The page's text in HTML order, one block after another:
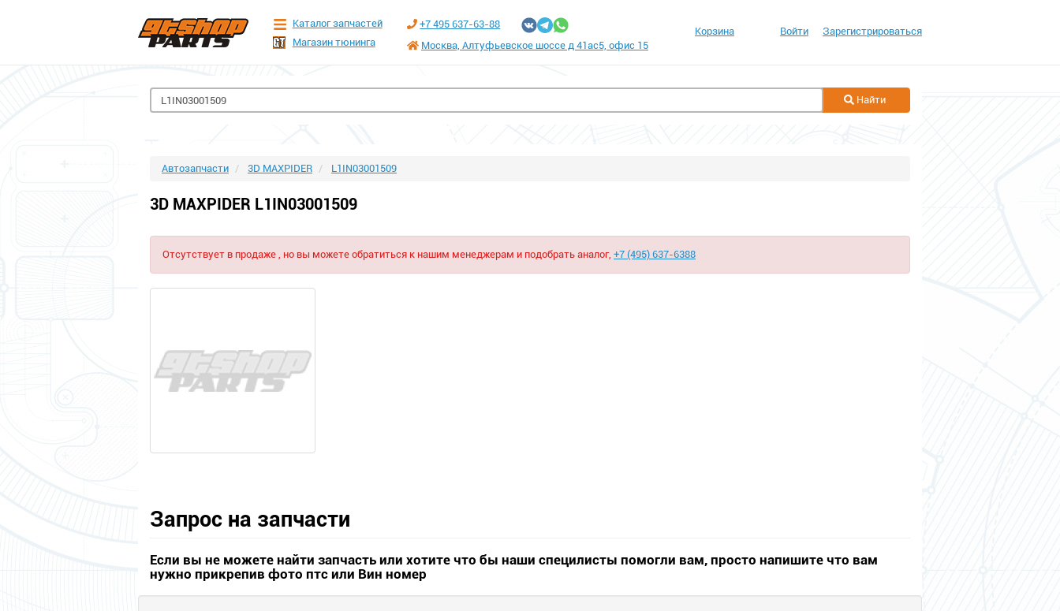
Каталог запчастей
Магазин тюнинга
+7 495 637-63-88
Москва, Алтуфьевское шоссе д 41ас5, офис 15
Корзина Войти Зарегистрироваться
Найти
Автозапчасти 3D MAXPIDER L1IN03001509
3D MAXPIDER L1IN03001509
Отсутствует в продаже , но вы можете обратиться к нашим менеджерам и подобрать аналог, +7 (495) 637-6388
Запрос на запчасти
Если вы не можете найти запчасть или хотите что бы наши специлисты помогли вам, просто напишите что вам
нужно прикрепив фото птс или Вин номер